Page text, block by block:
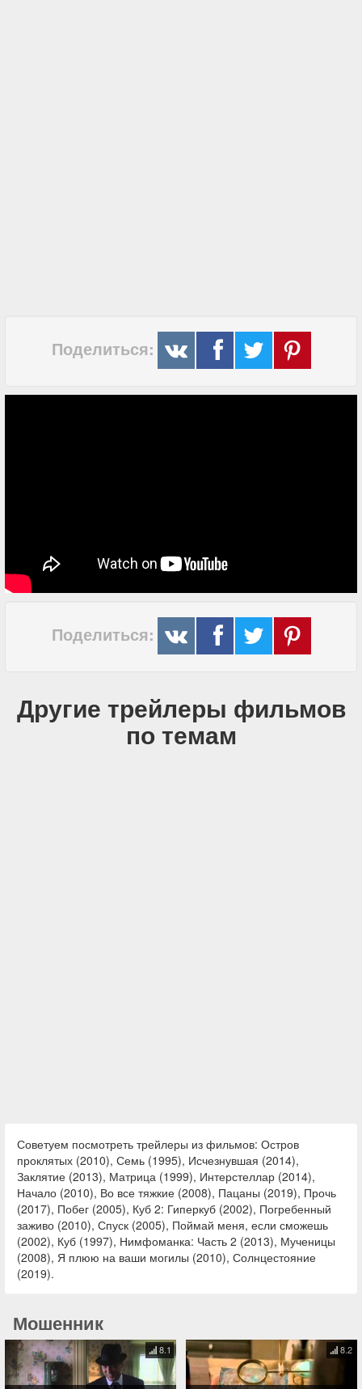
Поделиться:
Поделиться:
Другие трейлеры фильмов
по темам
Советуем посмотреть трейлеры из фильмов: Остров
проклятых (2010), Семь (1995), Исчезнувшая (2014),
Заклятие (2013), Матрица (1999), Интерстеллар (2014),
Начало (2010), Во все тяжкие (2008), Пацаны (2019), Прочь
(2017), Побег (2005), Куб 2: Гиперкуб (2002), Погребенный
заживо (2010), Спуск (2005), Поймай меня, если сможешь
(2002), Куб (1997), Нимфоманка: Часть 2 (2013), Мученицы
(2008), Я плюю на ваши могилы (2010), Солнцестояние
(2019).
Мошенник
8.1 8.2